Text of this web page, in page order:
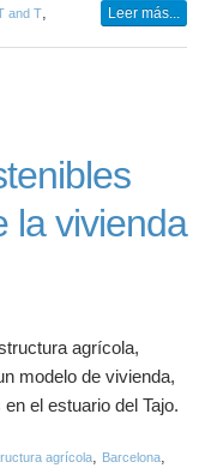
and T Leer más...
la vivienda
agrícola,
modelo de vivienda,
el estuario del Tajo.
agrícola Barcelona